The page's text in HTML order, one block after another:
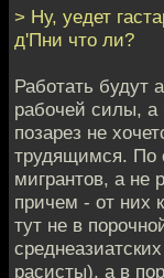
> Ну, уедет
д'Пни что ли?
Работать будут
рабочей силы,
позарез не
трудящимся. По
мигрантов, а не
причем - от них
тут не в
расисты), а в